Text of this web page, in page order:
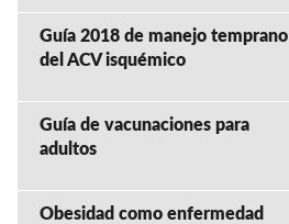
Guía 2018 de manejo temprano
del ACV isquémico
Guía de vacunaciones para
adultos
Obesidad como enfermedad